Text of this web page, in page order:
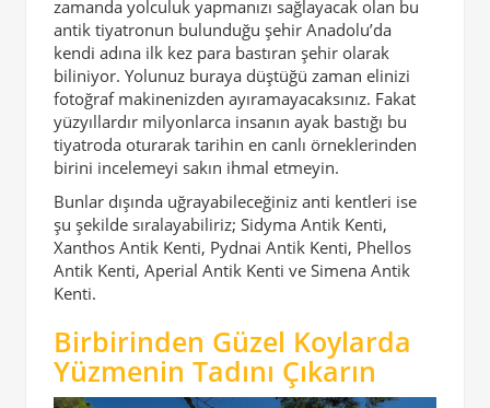
zamanda yolculuk yapmanızı sağlayacak olan bu
antik tiyatronun bulunduğu şehir Anadolu’da
kendi adına ilk kez para bastıran şehir olarak
biliniyor. Yolunuz buraya düştüğü zaman elinizi
fotoğraf makinenizden ayıramayacaksınız. Fakat
yüzyıllardır milyonlarca insanın ayak bastığı bu
tiyatroda oturarak tarihin en canlı örneklerinden
birini incelemeyi sakın ihmal etmeyin.
Bunlar dışında uğrayabileceğiniz anti kentleri ise
şu şekilde sıralayabiliriz; Sidyma Antik Kenti,
Xanthos Antik Kenti, Pydnai Antik Kenti, Phellos
Antik Kenti, Aperial Antik Kenti ve Simena Antik
Kenti.
Birbirinden Güzel Koylarda
Yüzmenin Tadını Çıkarın